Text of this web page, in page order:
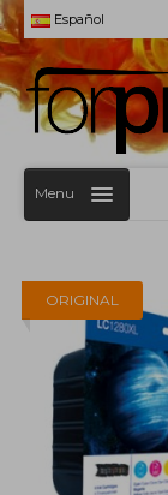
Español
Menu
ORIGINAL